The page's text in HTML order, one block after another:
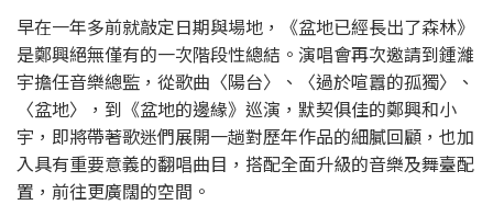
早在一年多前就敲定日期與場地，《盆地已經長出了森林》
是鄭興絕無僅有的一次階段性總結。演唱會再次邀請到鍾濰
宇擔任音樂總監，從歌曲〈陽台〉、〈過於喧囂的孤獨〉、
〈盆地〉，到《盆地的邊緣》巡演，默契俱佳的鄭興和小
宇，即將帶著歌迷們展開一趟對歷年作品的細膩回顧，也加
入具有重要意義的翻唱曲目，搭配全面升級的音樂及舞臺配
置，前往更廣闊的空間。